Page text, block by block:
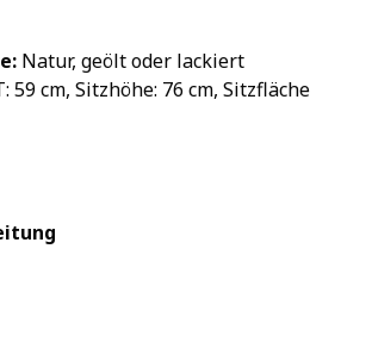
Natur, geölt oder lackiert
59 cm, Sitzhöhe: 76 cm, Sitzfläche